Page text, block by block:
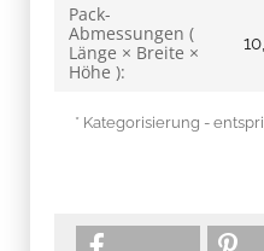
Pack-
Abmessungen (
Länge × Breite ×
Höhe ):
* Kategorisierung -